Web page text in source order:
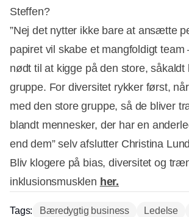
Steffen?
”Nej det nytter ikke bare at ansætte
papiret vil skabe et mangfoldigt team
nødt til at kigge på den store, såkaldt
gruppe. For diversitet rykker først,
med den store gruppe, så de bliver
blandt mennesker, der har en
end dem” selv afslutter Christina
Bliv klogere på bias, diversitet og
inklusionsmusklen her.
Tags: Bæredygtig business Ledelse